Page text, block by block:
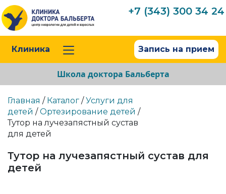
+7 (343) 300 34 24
Клиника Запись на прием
Школа доктора Бальберта
Главная / Каталог / Услуги для
детей / Ортезирование детей /
Тутор на лучезапястный сустав
для детей
Тутор на лучезапястный сустав для
детей